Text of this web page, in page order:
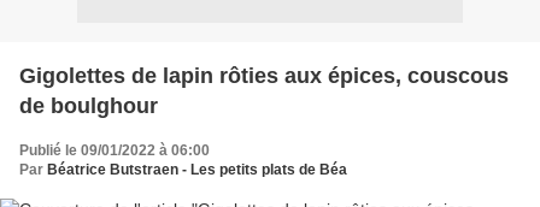
Gigolettes de lapin rôties aux épices, couscous
de boulghour
Publié le 09/01/2022 à 06:00
Par Béatrice Butstraen - Les petits plats de Béa